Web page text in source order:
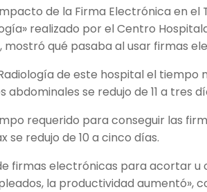
de la Firma Electrónica en el
realizado por el Centro
mostró qué pasaba al usar firmas
de este hospital el
abdominales se redujo de 11 a tres
requerido para conseguir las
se redujo de 10 a cinco días.
firmas electrónicas para acortar u
la productividad aumentó»,